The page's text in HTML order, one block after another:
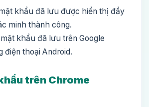
khẩu đã lưu được hiển thị đầy
minh thành công.
trên Chrome